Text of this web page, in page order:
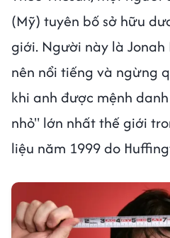
(Mỹ) tuyên bố sở hữu
giới. Người này là
nên nổi tiếng và ngừng
khi anh được mệnh
nhỏ" lớn nhất thế giới
liệu năm 1999 do